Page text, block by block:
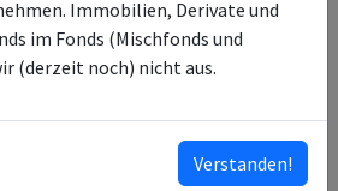
LU0637847533
Aktien
Hauck & Aufhaeuser
Fund Services SA
Immobilien, Derivate und
im Fonds (Mischfonds und
(derzeit noch) nicht aus.
Verstanden!